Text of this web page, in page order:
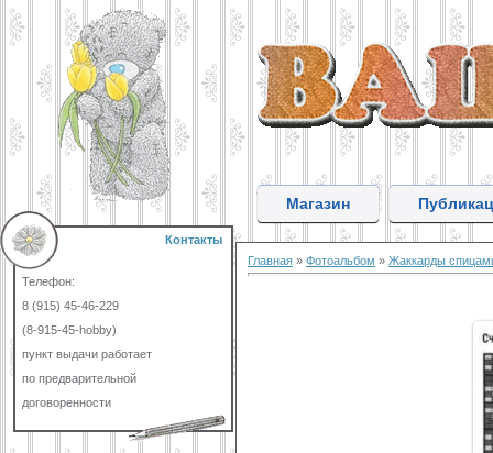
Контакты
Телефон:
8 (915) 45-46-229
(8-915-45-hobby)
пункт выдачи работает
по предварительной
договоренности
Магазин
Главная » Фотоальбом » Жаккарды